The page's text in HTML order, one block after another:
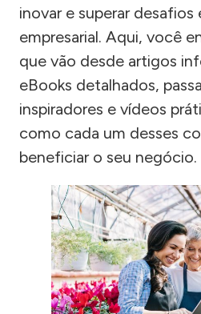
inovar e superar desafios
empresarial. Aqui, você
que vão desde artigos
eBooks detalhados,
inspiradores e vídeos
como cada um desses
beneficiar o seu negócio.